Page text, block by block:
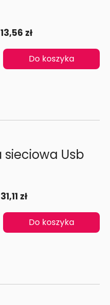
13,56 zł
Do koszyka
sieciowa Usb
31,11 zł
Do koszyka